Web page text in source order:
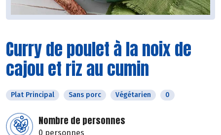
Curry de poulet à la noix de
cajou et riz au cumin
Plat Principal Sans porc Végétarien 0
Nombre de personnes
0 personnes